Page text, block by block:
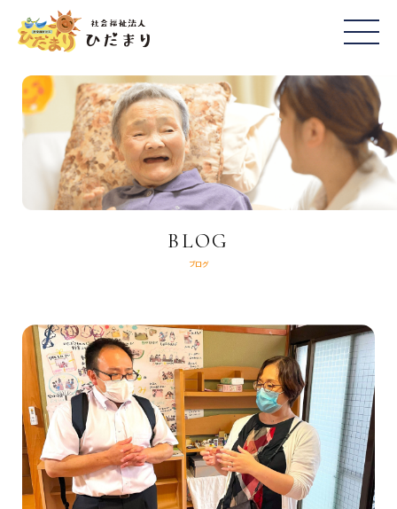
BLOG
ブログ